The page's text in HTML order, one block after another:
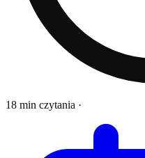
18 min czytania ·